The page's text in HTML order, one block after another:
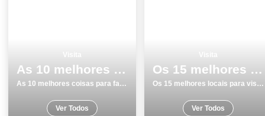
As 10 melhores coisas para fazer e visitar na Ilha de SÃ£o Miguel
As 10 melhores coisas para fazer e visitar na Ilha de SÃ£o Miguel
Ver Todos
Os 15 melhores locais para visitar em Braga
Os 15 melhores locais para visitar em Braga
Ver Todos